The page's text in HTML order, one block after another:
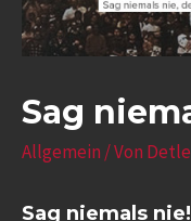
Sag
Allgemein / Von
Sag niemals